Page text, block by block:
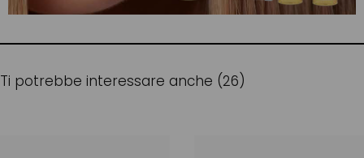
Ti potrebbe interessare anche (26)